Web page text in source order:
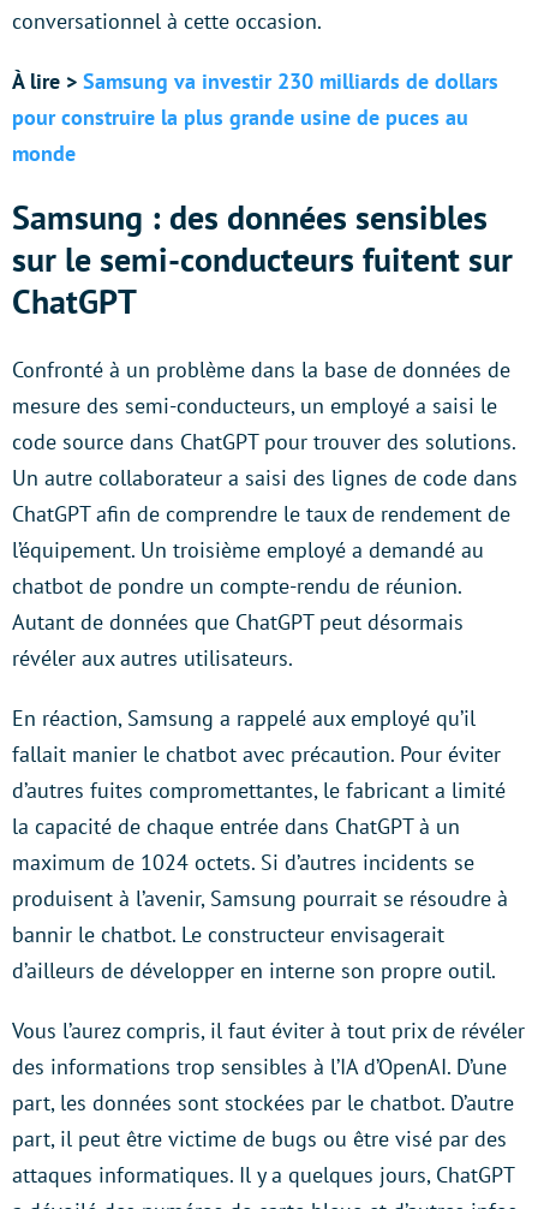
conversationnel à cette occasion.
À lire > Samsung va investir 230 milliards de dollars
pour construire la plus grande usine de puces au
monde
Samsung : des données sensibles
sur le semi-conducteurs fuitent sur
ChatGPT
Confronté à un problème dans la base de données de
mesure des semi-conducteurs, un employé a saisi le
code source dans ChatGPT pour trouver des solutions.
Un autre collaborateur a saisi des lignes de code dans
ChatGPT afin de comprendre le taux de rendement de
l’équipement. Un troisième employé a demandé au
chatbot de pondre un compte-rendu de réunion.
Autant de données que ChatGPT peut désormais
révéler aux autres utilisateurs.
En réaction, Samsung a rappelé aux employé qu’il
fallait manier le chatbot avec précaution. Pour éviter
d’autres fuites compromettantes, le fabricant a limité
la capacité de chaque entrée dans ChatGPT à un
maximum de 1024 octets. Si d’autres incidents se
produisent à l’avenir, Samsung pourrait se résoudre à
bannir le chatbot. Le constructeur envisagerait
d’ailleurs de développer en interne son propre outil.
Vous l’aurez compris, il faut éviter à tout prix de révéler
des informations trop sensibles à l’IA d’OpenAI. D’une
part, les données sont stockées par le chatbot. D’autre
part, il peut être victime de bugs ou être visé par des
attaques informatiques. Il y a quelques jours, ChatGPT